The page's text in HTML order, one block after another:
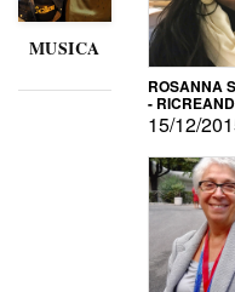
MUSICA
ROSANNA
-
15/12/